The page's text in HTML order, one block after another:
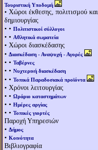
Τουριστική Υποδομή
• Χώροι έκθεσης, πολιτισμού και
δημιουργίας
• • Πολιτιστικοί σύλλογοι
• • Αθλητικά σωματεία
• Χώροι διασκέδασης
• Διασκέδαση - Αναψυχή - Αγορές
• • Ταβέρνες
• • Νυχτερινή διασκέδαση
• • Τοπικά Παραδοσιακά προϊόντα
• Χρόνοι λειτουργίας
• • Ωράριο καταστημάτων
• • Ημέρες αργίας
• • Τοπικές γιορτές
Παροχή Υπηρεσιών
• Δήμος
• Κοινότητα
Βιβλιογραφία